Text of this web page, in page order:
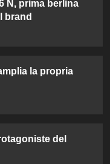
N, prima berlina
brand
la propria
del